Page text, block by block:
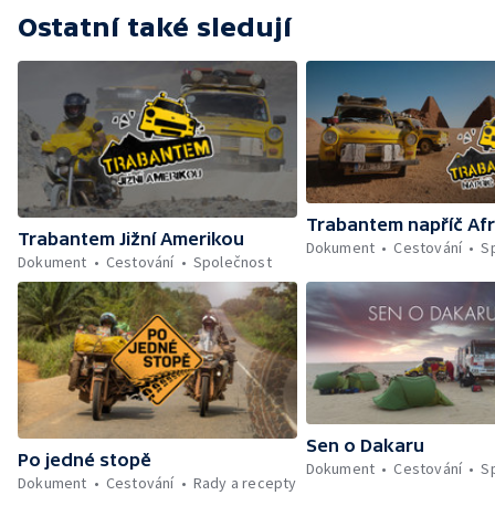
Ostatní také sledují
Trabantem Jižní Amerikou
Dokument
Cestování Společnost
Trabantem napříč
Dokument
Cestování
Po jedné stopě
Dokument
Cestování Rady a recepty
Sen o Dakaru
Dokument
Cestování